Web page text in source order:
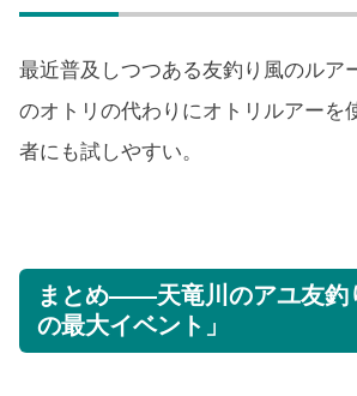
最近普及しつつある友釣り風のルア
のオトリの代わりにオトリルアーを
者にも試しやすい。
まとめ——天竜川のアユ友釣
の最大イベント」